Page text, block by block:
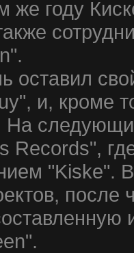
же году
оставил
и, кроме
Records",
"Kiske".
после